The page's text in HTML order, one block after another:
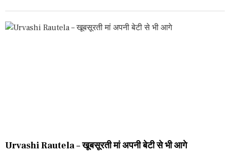
Urvashi Rautela – खूबसूरती मां अपनी बेटी से भी आगे